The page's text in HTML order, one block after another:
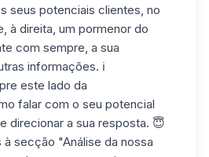
seus potenciais clientes, no
à direita, um pormenor do
com sempre, a sua
informações. ℹ️
este lado da
falar com o seu potencial
direcionar a sua resposta. 😇
secção "Análise da nossa